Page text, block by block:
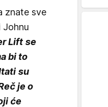
znate sve
Johnu
Lift se
bi to
su
je o
će